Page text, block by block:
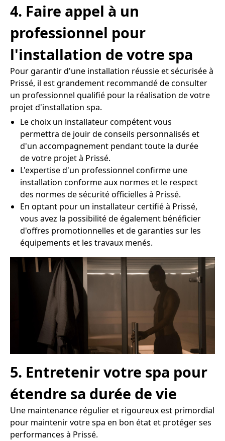
4. Faire appel à un
professionnel pour
l'installation de votre spa
Pour garantir d'une installation réussie et sécurisée à
Prissé, il est grandement recommandé de consulter
un professionnel qualifié pour la réalisation de votre
projet d'installation spa.
Le choix un installateur compétent vous
permettra de jouir de conseils personnalisés et
d'un accompagnement pendant toute la durée
de votre projet à Prissé.
L'expertise d'un professionnel confirme une
installation conforme aux normes et le respect
des normes de sécurité officielles à Prissé.
En optant pour un installateur certifié à Prissé,
vous avez la possibilité de également bénéficier
d'offres promotionnelles et de garanties sur les
équipements et les travaux menés.
5. Entretenir votre spa pour
étendre sa durée de vie
Une maintenance régulier et rigoureux est primordial
pour maintenir votre spa en bon état et protéger ses
performances à Prissé.